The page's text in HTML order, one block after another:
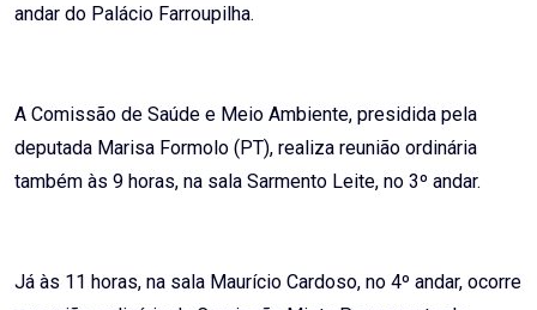
andar do Palácio Farroupilha.
A Comissão de Saúde e Meio Ambiente, presidida pela
deputada Marisa Formolo (PT), realiza reunião ordinária
também às 9 horas, na sala Sarmento Leite, no 3º andar.
Já às 11 horas, na sala Maurício Cardoso, no 4º andar, ocorre